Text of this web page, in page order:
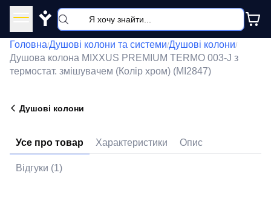
Y
Головна/Душові колони та системи/Душові колони/
Душова колона MIXXUS PREMIUM TERMO 003-J з
термостат. змішувачем (Колір хром) (MI2847)
Душові колони
Усе про товар Характеристики Опис
Відгуки (1)